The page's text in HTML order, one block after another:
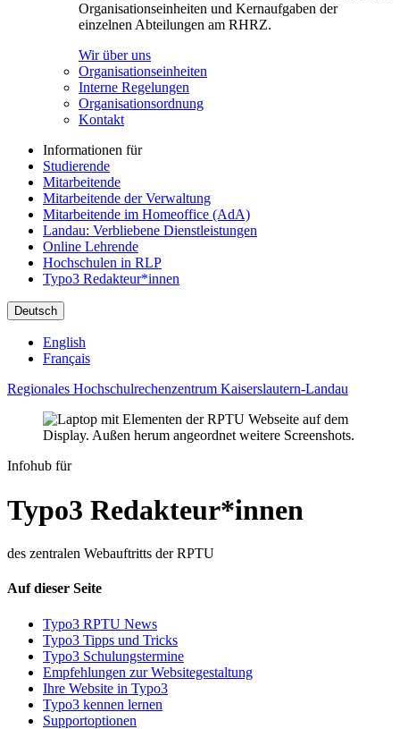
Organisationseinheiten und Kernaufgaben der
einzelnen Abteilungen am RHRZ.
Wir über uns
Organisationseinheiten
Interne Regelungen
Organisationsordnung
Kontakt
Informationen für
Studierende
Mitarbeitende
Mitarbeitende der Verwaltung
Mitarbeitende im Homeoffice (AdA)
Landau: Verbliebene Dienstleistungen
Online Lehrende
Hochschulen in RLP
Typo3 Redakteur*innen
Deutsch
English
Français
Regionales Hochschulrechenzentrum Kaiserslautern-Landau
Infohub für
Typo3 Redakteur*innen
des zentralen Webauftritts der RPTU
Auf dieser Seite
Typo3 RPTU News
Typo3 Tipps und Tricks
Typo3 Schulungstermine
Empfehlungen zur Websitegestaltung
Ihre Website in Typo3
Typo3 kennen lernen
Supportoptionen